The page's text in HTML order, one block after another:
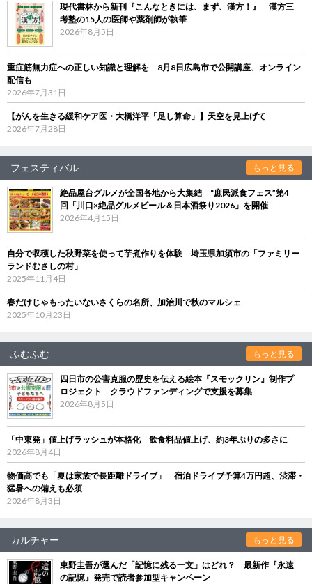
現代書林から新刊『こんなときには、まず、漢方！』 漢方三
考塾の15人の医師や薬剤師が執筆
2026年8月5日
重症筋無力症への正しい知識と理解を 8月8日広島市で公開講座、オンライン
配信も
2026年7月31日
【がんを生きる緩和ケア医・大橋洋平「足し算命」】天空を見上げて
2026年7月28日
フェスティバル もっと見る
絶品屋台グルメが全国各地から大集結 “庶民派食フェス”第4
回「川口×絶品グルメビール＆日本酒祭り2026」を開催
2026年4月15日
自分で収穫した秋野菜を使って芋煮作りを体験 埼玉県加須市の「ファミリー
ランドむさしの村」
2025年11月4日
春だけじゃもったいないさくらの名所、加治川で秋のマルシェ
2025年10月23日
ふむふむ もっと見る
四日市の公害克服の歴史を伝える絵本『スモックリン』制作プ
ロジェクト クラウドファンディングで支援を募集
2026年8月5日
「中東発」値上げラッシュが本格化 飲食料品値上げ、約3年ぶりの多さに
2026年8月4日
物価高でも「夏は家族で長距離ドライブ」 宿泊ドライブ予算4万円超、渋滞・
猛暑への備えも必須
2026年8月3日
カルチャー もっと見る
東野圭吾が選んだ「記憶に残る一文」はどれ？ 最新作『永遠
の記憶』発売で読者参加型キャンペーン